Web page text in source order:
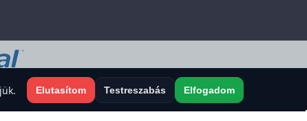
Elutasítom Testreszabás Elfogadom
sütiket?